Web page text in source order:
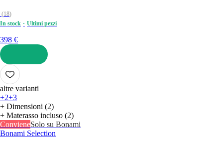
(18)
In stock
Ultimi pezzi
398 €
AGGIUNGI
altre varianti
+2+3
+ Dimensioni (2)
+ Materasso incluso (2)
ConvieneSolo su Bonami
Bonami Selection